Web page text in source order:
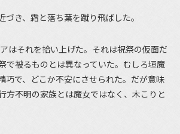
き、霜と落ち葉を蹴り飛ばした。
アはそれを拾い上げた。それは祝祭の仮面だ
で被るものとは異なっていた。むしろ垣魔
巧で、どこか不安にさせられた。だが意味
方不明の家族とは魔女ではなく、木こりと